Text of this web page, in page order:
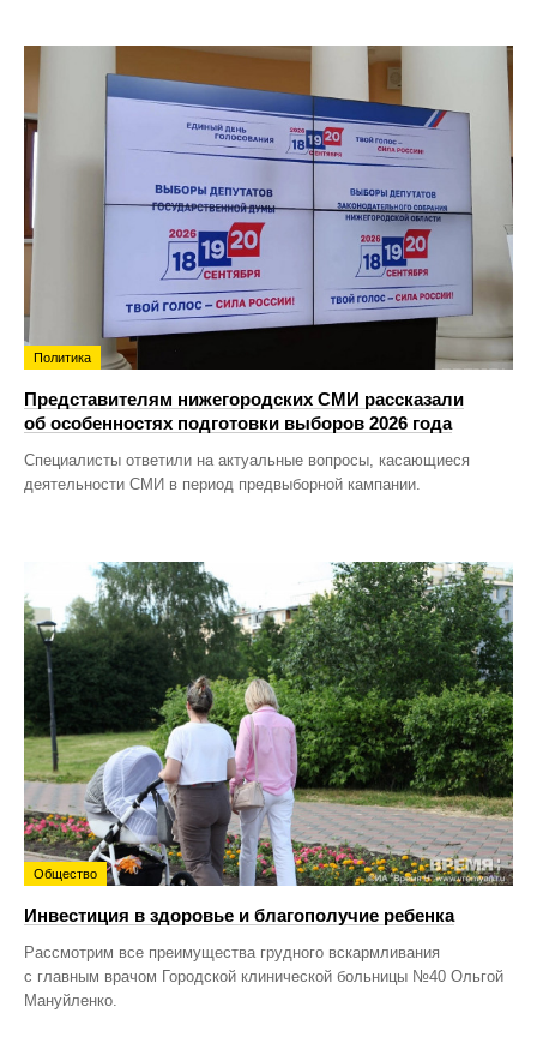
Политика
Представителям нижегородских СМИ рассказали
об особенностях подготовки выборов 2026 года
Специалисты ответили на актуальные вопросы, касающиеся
деятельности СМИ в период предвыборной кампании.
Общество
Инвестиция в здоровье и благополучие ребенка
Рассмотрим все преимущества грудного вскармливания
с главным врачом Городской клинической больницы №40 Ольгой
Мануйленко.